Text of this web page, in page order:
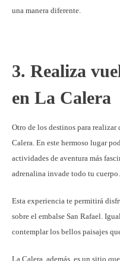
una manera diferente.
3. Realiza
en La Calera
Otro de los destinos para realizar
Calera. En este hermoso lugar
actividades de aventura más
adrenalina invade todo tu cuerpo.
Esta experiencia te permitirá
sobre el embalse San Rafael.
contemplar los bellos paisajes
La Calera, además, es un sitio